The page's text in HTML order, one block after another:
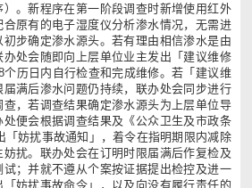
）。新程序在第一阶段调查时新增使用红外
原有的电子湿度仪分析渗水情况，无需进
初步确定渗水源头。若有理由相信渗水是由
办处会随即向上层单位业主发出「建议维修
个历日内自行检查和完成维修。若「建议维
满后渗水问题仍持续，联办处会同步进行
，若调查结果确定渗水源头为上层单位导
便会根据调查结果及《公众卫生及市政条
「妨扰事故通知」，着令在指明期限内减除
扰。联办处会在订明时限届满后作复检及
；并就不遵从个案按证据提出检控及进一
妨扰事故命令」，以及向没有履行责任的